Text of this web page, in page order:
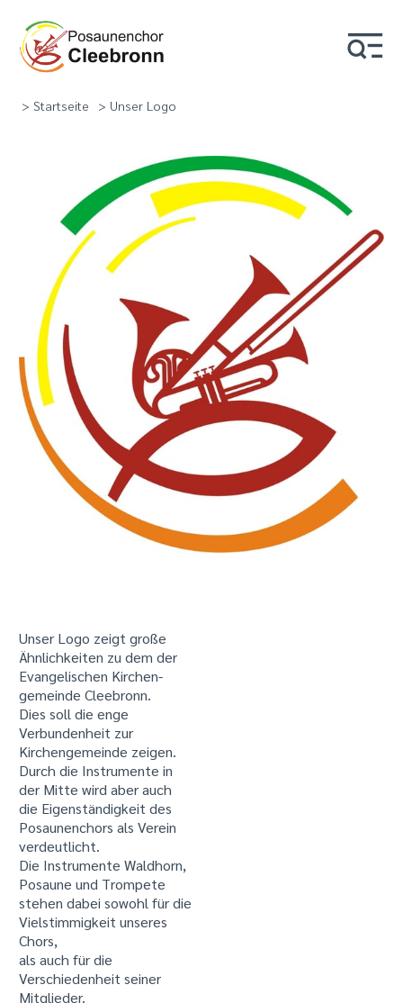
> Startseite > Unser Logo
Unser Logo zeigt große
Ähnlichkeiten zu dem der
Evangelischen Kirchen-
gemeinde Cleebronn.
Dies soll die enge
Verbundenheit zur
Kirchengemeinde zeigen.
Durch die Instrumente in
der Mitte wird aber auch
die Eigenständigkeit des
Posaunenchors als Verein
verdeutlicht.
Die Instrumente Waldhorn,
Posaune und Trompete
stehen dabei sowohl für die
Vielstimmigkeit unseres
Chors,
als auch für die
Verschiedenheit seiner
Mitglieder.